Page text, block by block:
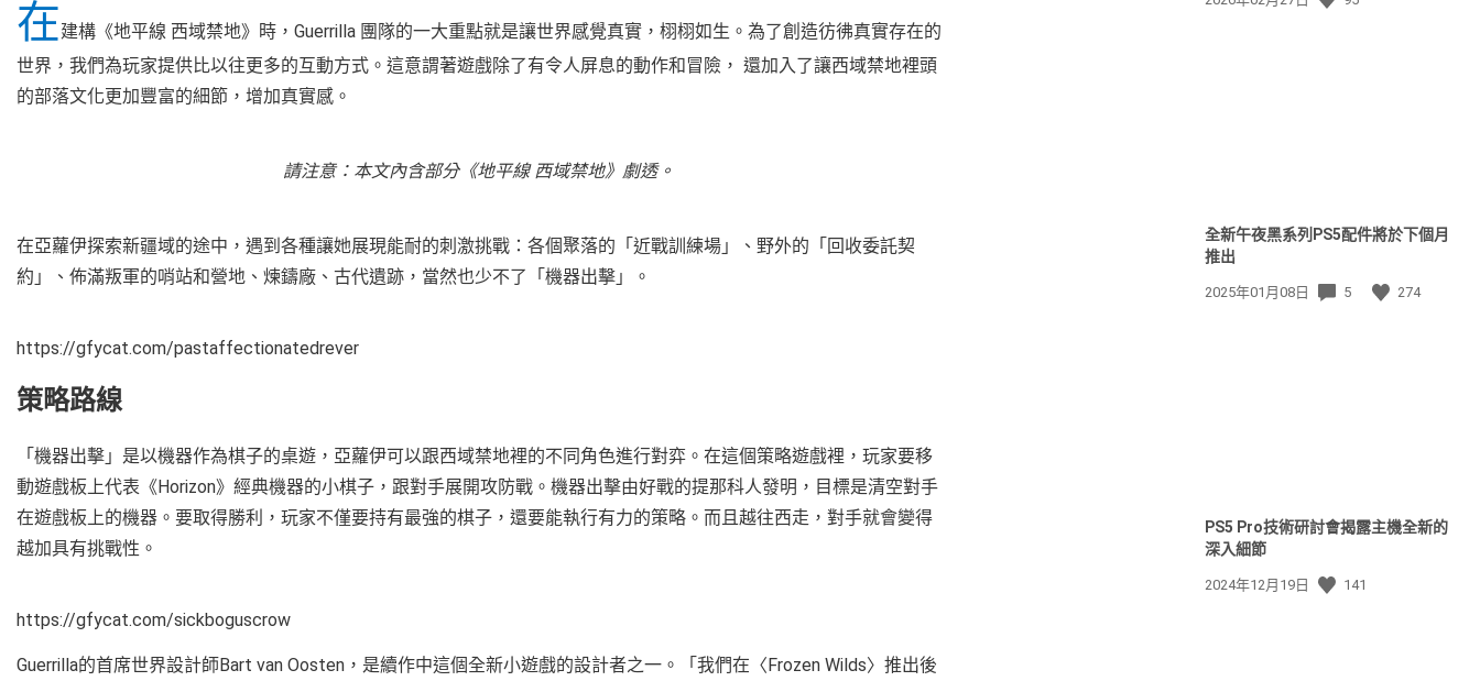
在建構《地平線 西域禁地》時，Guerrilla 團隊的一大重點就是讓世界感覺真實，栩栩如生。為了創造彷彿真實存在的
世界，我們為玩家提供比以往更多的互動方式。這意謂著遊戲除了有令人屏息的動作和冒險， 還加入了讓西域禁地裡頭
的部落文化更加豐富的細節，增加真實感。
請注意：本文內含部分《地平線 西域禁地》劇透。
在亞蘿伊探索新疆域的途中，遇到各種讓她展現能耐的刺激挑戰：各個聚落的「近戰訓練場」、野外的「回收委託契
約」、佈滿叛軍的哨站和營地、煉鑄廠、古代遺跡，當然也少不了「機器出擊」。
https://gfycat.com/pastaffectionatedrever
策略路線
「機器出擊」是以機器作為棋子的桌遊，亞蘿伊可以跟西域禁地裡的不同角色進行對弈。在這個策略遊戲裡，玩家要移
動遊戲板上代表《Horizon》經典機器的小棋子，跟對手展開攻防戰。機器出擊由好戰的提那科人發明，目標是清空對手
在遊戲板上的機器。要取得勝利，玩家不僅要持有最強的棋子，還要能執行有力的策略。而且越往西走，對手就會變得
越加具有挑戰性。
https://gfycat.com/sickboguscrow
Guerrilla的首席世界設計師Bart van Oosten，是續作中這個全新小遊戲的設計者之一。「我們在〈Frozen Wilds〉推出後
全新午夜黑系列PS5配件將於下個月
推出
發
2025年01月08日 5 274
PS5 Pro技術研討會揭露主機全新的
深入細節
發
2024年12月19日 141